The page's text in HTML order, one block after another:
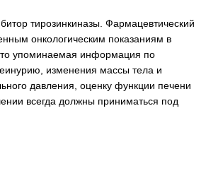
тирозинкиназы. Фармацевтический
онкологическим показаниям в
упоминаемая информация по
изменения массы тела и
давления, оценку функции печени
всегда должны приниматься под